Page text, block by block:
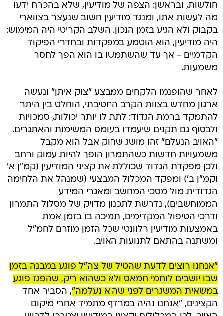
חולשות, ובראשן: הצפה של מודיעין, שלא בהכרח ידעו
מה לעשות אתו, ומנגד מודיעין חשוב שנעצר בצווארי
בקבוק ולא הגיע בזמן הנכון. השלב הקריטי היה המימוש:
היה מודיעין, הוא הוטמע במפקדות ובחדרי הפיקוד
הקדמיים - אך עד שהשתמשו בו הוא הפך לחסר
משמעות.
לאחר שהופנמו הלקחים ממבצע "צוק איתן" ונעשה
ארגון מחדש בצוות הקרב החטיבתי, הוחלט בין היתר
להתמקד ברמת הגדוד: לתת לו יותר יכולות, סמכויות
ולבסוף גם תקנים שיעמדו בעומס המשימות והאתגרים.
"האויב הנעלם" זהו מושג שחוק אבל הוא מקבל
משמעויות חדשות כשהתמרון הופך להיות עמוק ורחב
ולכן מפקדת הגדוד שכוללת את קציני המודיעין (קמ"ן א'
וקמ"ן ב') ומפקד המכלול המבצעי (שמנהל את הלחימה
הגדודית מול מסכי המחשב ומאגרי המידע
הממוחשבים), נדרשת לתכנון מדויק של מסלול התמרון
ודרכי הטיפול המקדימים, תמיכה בו בזמן אמת
באמצעות מודיעין רלוונטי שכל הזמן מוזרם לחמ"ל
ומשתנה בהתאם לתנועות האויב.
"אנחנו רוצים לדעת שהטיל של צה"ל פוגע במבנה בזמן
שבו יושבים לוחמי חמאס ולא כשהוא ריק, שהפגז פוגע
במשאית המשגרים לפני שהיא נעלמה", הסביר אחד
הקצינים, "אנחנו נהיה במרדף מתמיד אחרי מיקום